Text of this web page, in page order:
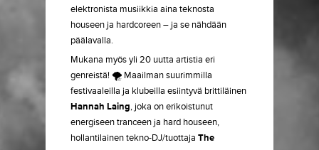
elektronista musiikkia aina teknosta
houseen ja hardcoreen – ja se nähdään
päälavalla.
Mukana myös yli 20 uutta artistia eri
genreistä! 🌪️ Maailman suurimmilla
festivaaleilla ja klubeilla esiintyvä brittiläinen
Hannah Laing, joka on erikoistunut
energiseen tranceen ja hard houseen,
hollantilainen tekno-DJ/tuottaja The